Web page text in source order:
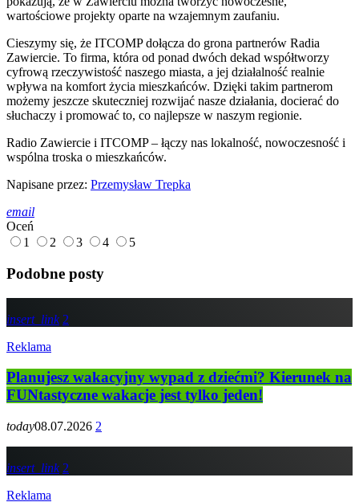
wartościowe projekty oparte na wzajemnym zaufaniu.
Cieszymy się, że ITCOMP dołącza do grona partnerów Radia
Zawiercie. To firma, która od ponad dwóch dekad współtworzy
cyfrową rzeczywistość naszego miasta, a jej działalność realnie
wpływa na komfort życia mieszkańców. Dzięki takim partnerom
możemy jeszcze skuteczniej rozwijać nasze działania, docierać do
słuchaczy i promować to, co najlepsze w naszym regionie.
Radio Zawiercie i ITCOMP – łączy nas lokalność, nowoczesność i
wspólna troska o mieszkańców.
Napisane przez: Przemysław Trepka
email
Oceń
1
2 3 4 5
Podobne posty
insert_link 2
Reklama
Planujesz wakacyjny wypad z dziećmi? Kierunek na
FUNtastyczne wakacje jest tylko jeden!
today08.07.2026 2
insert_link 2
Reklama